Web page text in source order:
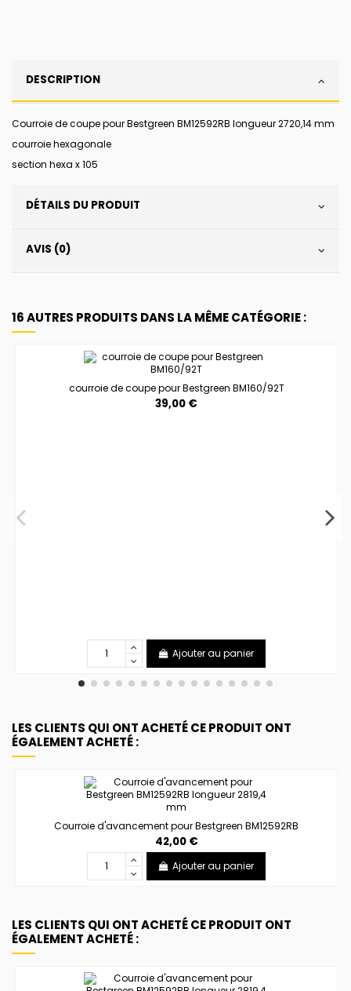
DESCRIPTION
Courroie de coupe pour Bestgreen BM12592RB longueur 2720,14 mm
courroie hexagonale
section hexa x 105
DÉTAILS DU PRODUIT
AVIS (0)
16 AUTRES PRODUITS DANS LA MÊME CATÉGORIE :
courroie de coupe pour Bestgreen BM160/92T
39,00 €
Ajouter au panier
LES CLIENTS QUI ONT ACHETÉ CE PRODUIT ONT
ÉGALEMENT ACHETÉ :
Courroie d'avancement pour Bestgreen BM12592RB
42,00 €
Ajouter au panier
LES CLIENTS QUI ONT ACHETÉ CE PRODUIT ONT
ÉGALEMENT ACHETÉ :